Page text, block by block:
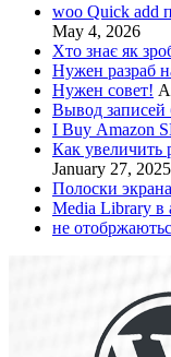
woo Quick add
May 4, 2026
Хто знає як
Нужен разраб
Нужен совет!
Вывод
I Buy Amazon
Как увеличить
January 27, 2025
Полоски экрана
Media Library в
не